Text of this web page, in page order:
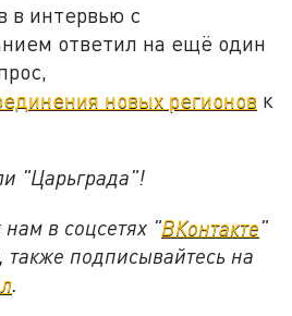
в интервью с
ответил на ещё один
новых регионов к
"Царьграда"!
в соцсетях "ВКонтакте"
также подписывайтесь на
.